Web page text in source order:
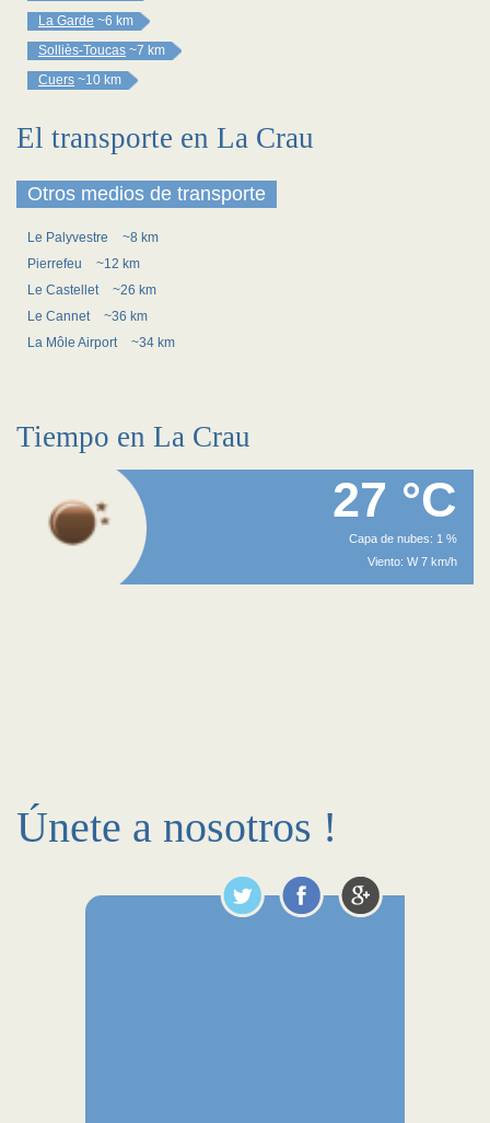
La Garde ~6 km
Solliès-Toucas ~7 km
Cuers ~10 km
El transporte en La Crau
Otros medios de transporte
Le Palyvestre
~8 km
Pierrefeu
~12 km
Le Castellet
~26 km
Le Cannet
~36 km
La Môle Airport
~34 km
Tiempo en La Crau
27 °C
Capa de nubes: 1 %
Viento: W 7 km/h
Únete a nosotros !